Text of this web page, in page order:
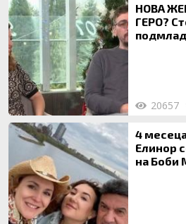
НОВА
ГЕРО?
20657
4
Елинор
на Боби